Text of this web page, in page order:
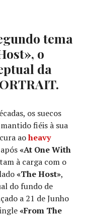
tema
o
da
os suecos
fiéis à sua
aoheavy
«At One With
à carga com o
«The Host»,
do fundo de
a 21 de Junho
«From The